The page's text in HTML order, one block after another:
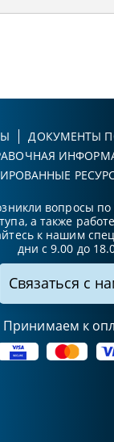
ДОКУМЕНТЫ
вопросы
а также
к нашим
дни с 9.00 до
Связаться с
Принимаем к